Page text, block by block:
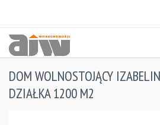
DOM WOLNOSTOJĄCY
DZIAŁKA 1200 M2